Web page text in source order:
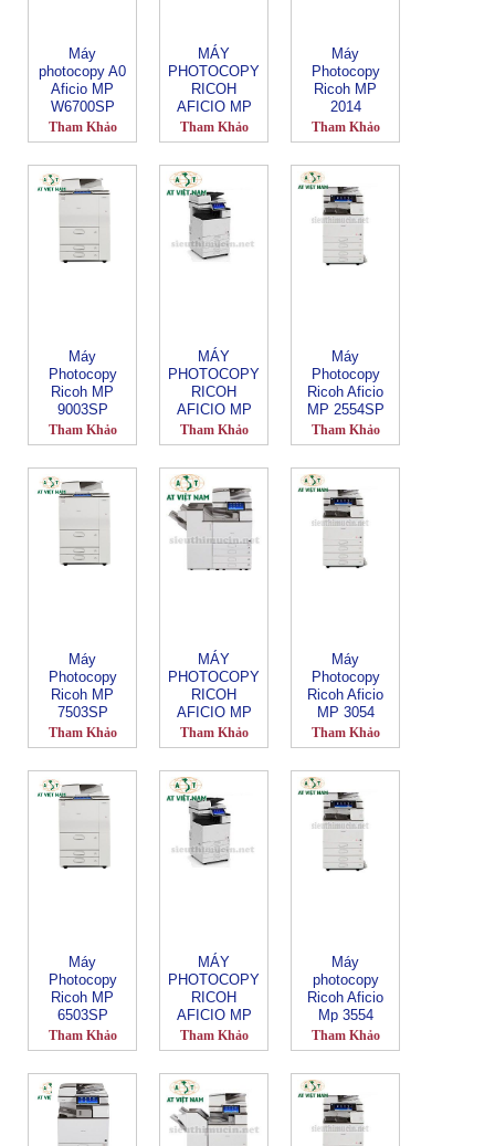
Máy
photocopy A0
Aficio MP
W6700SP
Tham Khảo
MÁY
PHOTOCOPY
RICOH
AFICIO MP
5055SP
Tham Khảo
Máy
Photocopy
Ricoh MP
2014
Tham Khảo
Máy
Photocopy
Ricoh MP
9003SP
Tham Khảo
MÁY
PHOTOCOPY
RICOH
AFICIO MP
3555SP
Tham Khảo
Máy
Photocopy
Ricoh Aficio
MP 2554SP
Tham Khảo
Máy
Photocopy
Ricoh MP
7503SP
Tham Khảo
MÁY
PHOTOCOPY
RICOH
AFICIO MP
6055SP
Tham Khảo
Máy
Photocopy
Ricoh Aficio
MP 3054
Tham Khảo
Máy
Photocopy
Ricoh MP
6503SP
Tham Khảo
MÁY
PHOTOCOPY
RICOH
AFICIO MP
3055SP
Tham Khảo
Máy
photocopy
Ricoh Aficio
Mp 3554
Tham Khảo